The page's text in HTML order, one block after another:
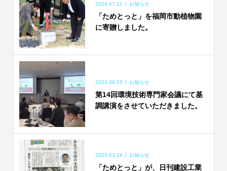
2024.07.11 お知らせ
「ためとっと」を福岡市動植物園
に寄贈しました。
2023.09.15 お知らせ
第14回環境技術専門家会議にて基
調講演をさせていただきました。
2023.03.24 お知らせ
「ためとっと」が、日刊建設工業